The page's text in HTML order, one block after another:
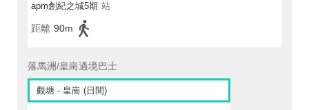
apm創紀之城5期 站
距離 90m
落馬洲/皇崗過境巴士
觀塘 - 皇崗 (日間)